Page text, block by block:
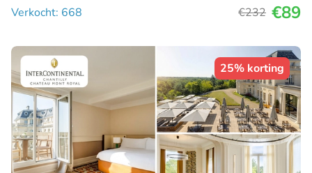
Verkocht: 668
€232 €89
25% korting